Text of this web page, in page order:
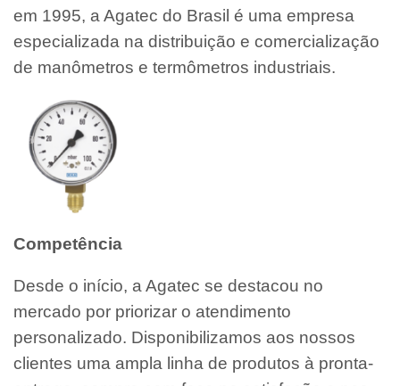
em 1995, a Agatec do Brasil é uma empresa
especializada na distribuição e comercialização
de manômetros e termômetros industriais.
Competência
Desde o início, a Agatec se destacou no
mercado por priorizar o atendimento
personalizado. Disponibilizamos aos nossos
clientes uma ampla linha de produtos à pronta-